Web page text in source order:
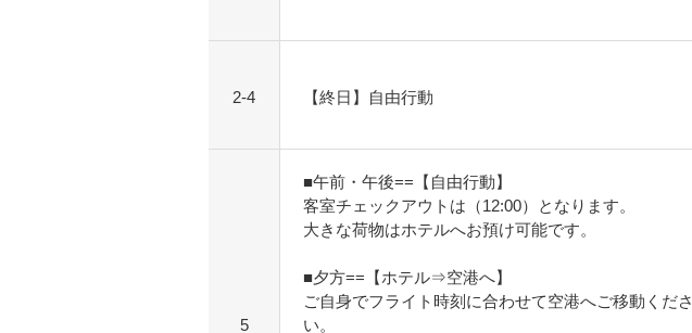
2-4 【終日】自由行動
5
■午前・午後==【自由行動】
客室チェックアウトは（12:00）となります。
大きな荷物はホテルへお預け可能です。
■夕方==【ホテル⇒空港へ】
ご自身でフライト時刻に合わせて空港へご移動くださ
い。